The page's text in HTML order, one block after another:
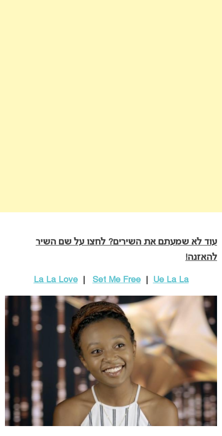
עוד לא שמעתם את השירים? לחצו על שם השיר
להאזנה!
La La Love |Set Me Free |Ue La La